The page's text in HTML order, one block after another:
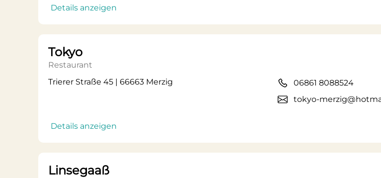
Details anzeigen
Tokyo
Restaurant
Trierer Straße 45 | 66663 Merzig
Details anzeigen
06861 8088524
tokyo-
Linsegaaß